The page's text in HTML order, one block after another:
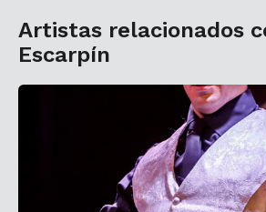
Artistas relacionados
Escarpín